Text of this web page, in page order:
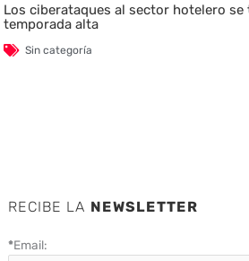
Los ciberataques al sector hotelero
temporada alta
Sin categoría
RECIBE LA NEWSLETTER
*Email: